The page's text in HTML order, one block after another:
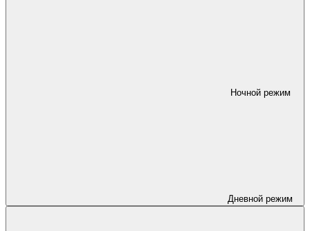
Ночной режим
Дневной режим